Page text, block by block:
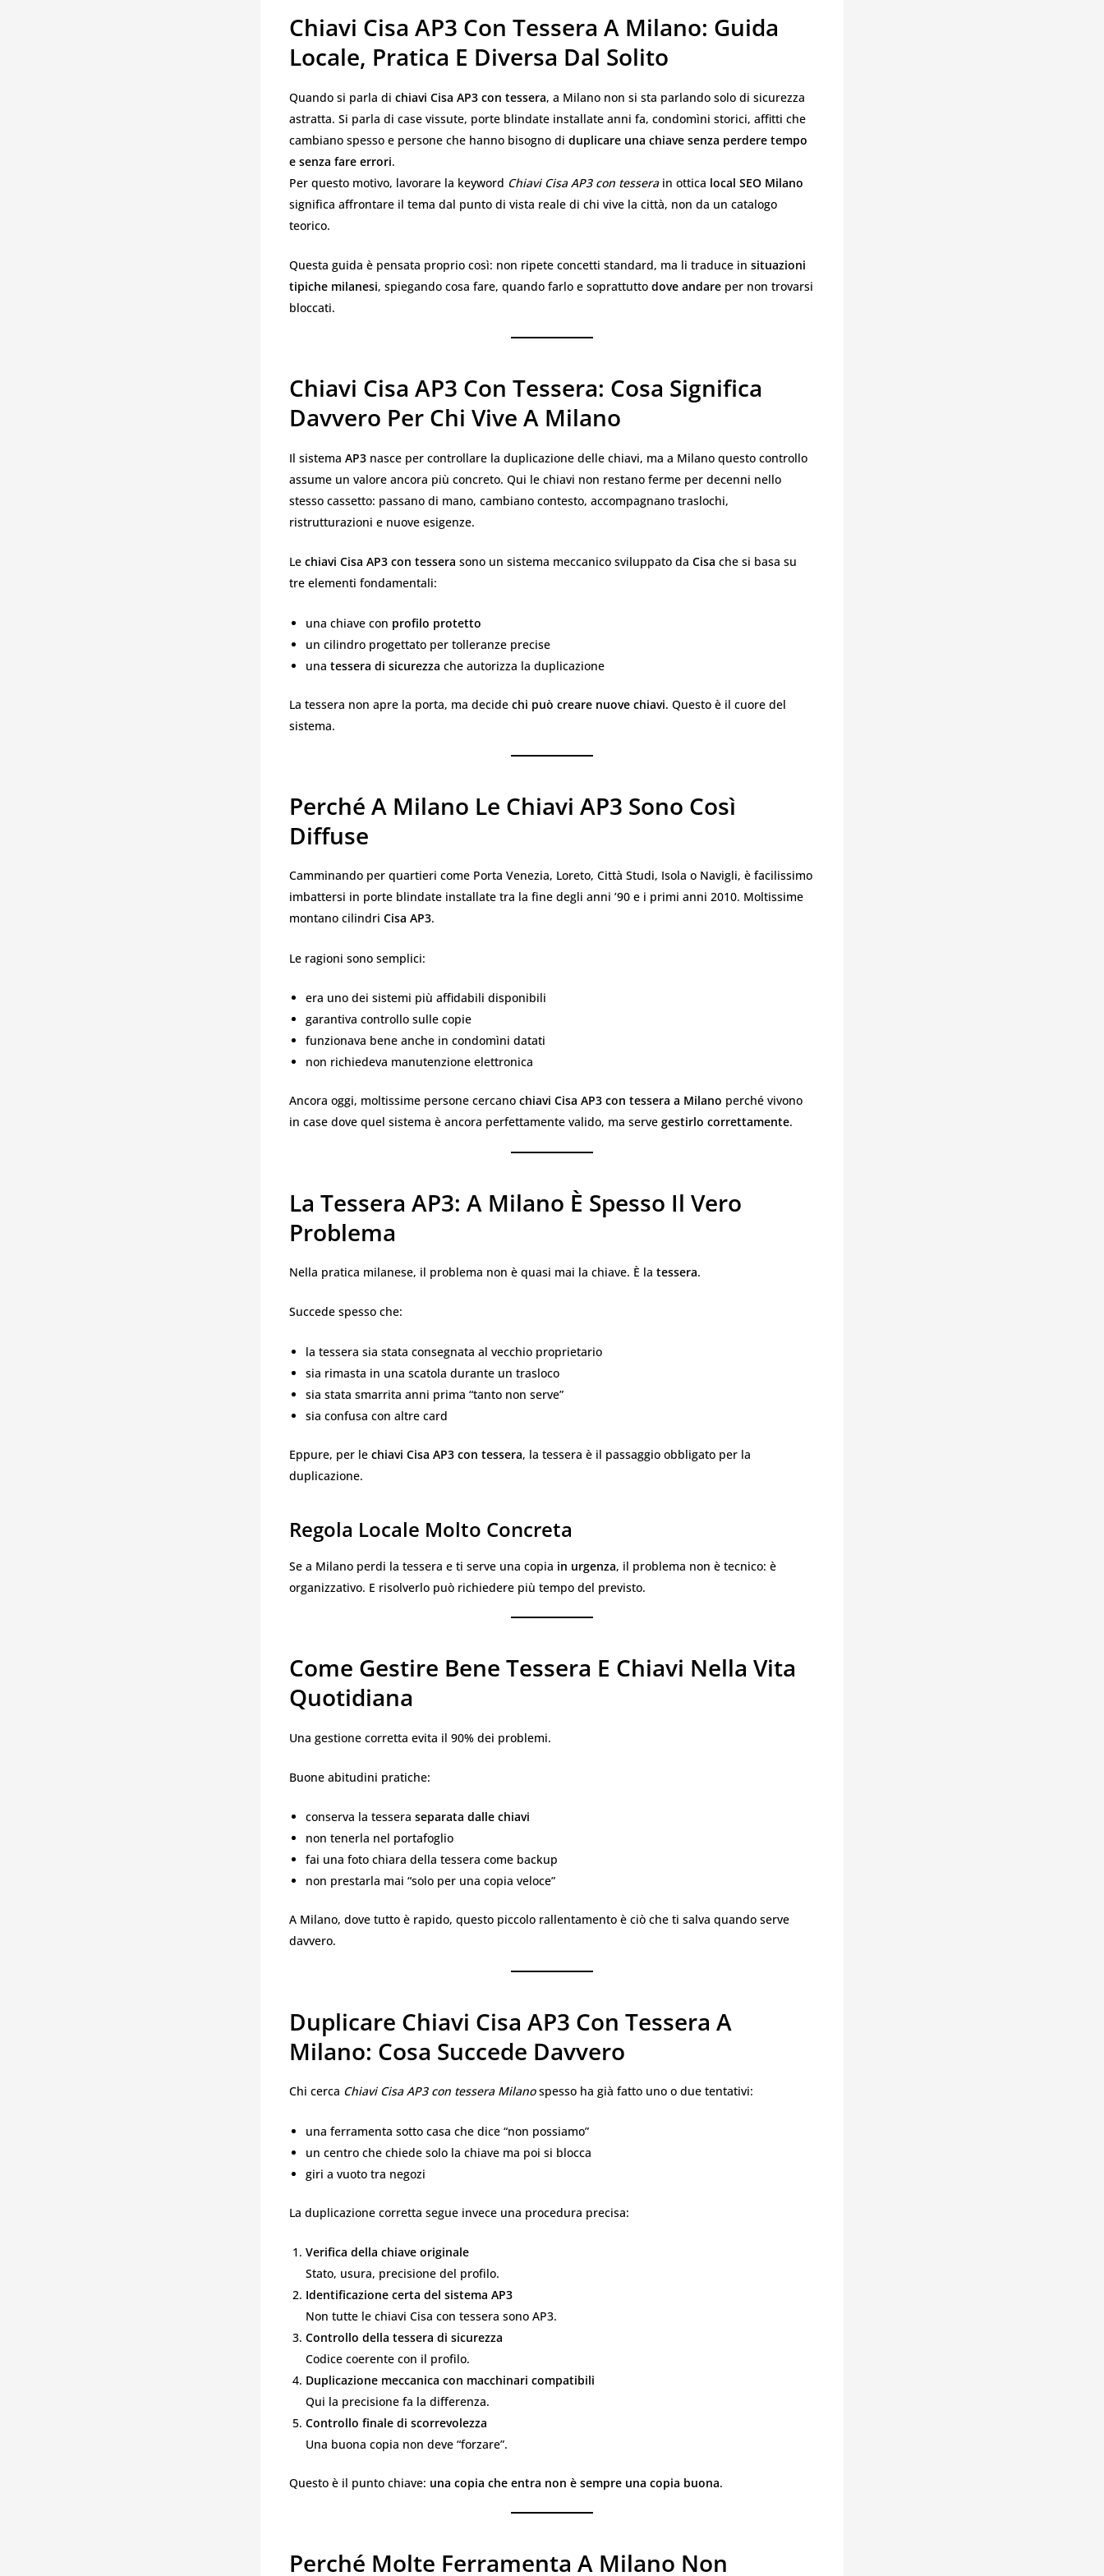
Chiavi Cisa AP3 Con Tessera A Milano: Guida
Locale, Pratica E Diversa Dal Solito
Quando si parla di chiavi Cisa AP3 con tessera, a Milano non si sta parlando solo di sicurezza
astratta. Si parla di case vissute, porte blindate installate anni fa, condomìni storici, affitti che
cambiano spesso e persone che hanno bisogno di duplicare una chiave senza perdere tempo
e senza fare errori.
Per questo motivo, lavorare la keyword Chiavi Cisa AP3 con tesserain ottica local SEO Milano
significa affrontare il tema dal punto di vista reale di chi vive la città, non da un catalogo
teorico.
Questa guida è pensata proprio così: non ripete concetti standard, ma li traduce in situazioni
tipiche milanesi, spiegando cosa fare, quando farlo e soprattutto dove andare per non trovarsi
bloccati.
Chiavi Cisa AP3 Con Tessera: Cosa Significa
Davvero Per Chi Vive A Milano
Il sistema AP3 nasce per controllare la duplicazione delle chiavi, ma a Milano questo controllo
assume un valore ancora più concreto. Qui le chiavi non restano ferme per decenni nello
stesso cassetto: passano di mano, cambiano contesto, accompagnano traslochi,
ristrutturazioni e nuove esigenze.
Le chiavi Cisa AP3 con tessera sono un sistema meccanico sviluppato da Cisa che si basa su
tre elementi fondamentali:
una chiave con profilo protetto
un cilindro progettato per tolleranze precise
una tessera di sicurezza che autorizza la duplicazione
La tessera non apre la porta, ma decide chi può creare nuove chiavi. Questo è il cuore del
sistema.
Perché A Milano Le Chiavi AP3 Sono Così
Diffuse
Camminando per quartieri come Porta Venezia, Loreto, Città Studi, Isola o Navigli, è facilissimo
imbattersi in porte blindate installate tra la fine degli anni ’90 e i primi anni 2010. Moltissime
montano cilindri Cisa AP3.
Le ragioni sono semplici:
era uno dei sistemi più affidabili disponibili
garantiva controllo sulle copie
funzionava bene anche in condomìni datati
non richiedeva manutenzione elettronica
Ancora oggi, moltissime persone cercano chiavi Cisa AP3 con tessera a Milano perché vivono
in case dove quel sistema è ancora perfettamente valido, ma serve gestirlo correttamente.
La Tessera AP3: A Milano È Spesso Il Vero
Problema
Nella pratica milanese, il problema non è quasi mai la chiave. È la tessera.
Succede spesso che:
la tessera sia stata consegnata al vecchio proprietario
sia rimasta in una scatola durante un trasloco
sia stata smarrita anni prima “tanto non serve”
sia confusa con altre card
Eppure, per le chiavi Cisa AP3 con tessera, la tessera è il passaggio obbligato per la
duplicazione.
Regola Locale Molto Concreta
Se a Milano perdi la tessera e ti serve una copia in urgenza, il problema non è tecnico: è
organizzativo. E risolverlo può richiedere più tempo del previsto.
Come Gestire Bene Tessera E Chiavi Nella Vita
Quotidiana
Una gestione corretta evita il 90% dei problemi.
Buone abitudini pratiche:
conserva la tessera separata dalle chiavi
non tenerla nel portafoglio
fai una foto chiara della tessera come backup
non prestarla mai “solo per una copia veloce”
A Milano, dove tutto è rapido, questo piccolo rallentamento è ciò che ti salva quando serve
davvero.
Duplicare Chiavi Cisa AP3 Con Tessera A
Milano: Cosa Succede Davvero
Chi cerca Chiavi Cisa AP3 con tessera Milanospesso ha già fatto uno o due tentativi:
una ferramenta sotto casa che dice “non possiamo”
un centro che chiede solo la chiave ma poi si blocca
giri a vuoto tra negozi
La duplicazione corretta segue invece una procedura precisa:
Verifica della chiave originale
Stato, usura, precisione del profilo.
Identificazione certa del sistema AP3
Non tutte le chiavi Cisa con tessera sono AP3.
Controllo della tessera di sicurezza
Codice coerente con il profilo.
Duplicazione meccanica con macchinari compatibili
Qui la precisione fa la differenza.
Controllo finale di scorrevolezza
Una buona copia non deve “forzare”.
Questo è il punto chiave: una copia che entra non è sempre una copia buona.
Perché Molte Ferramenta A Milano Non